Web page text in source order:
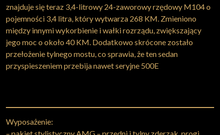
znajduje się teraz 3,4-litrowy 24-zaworowy rzędowy M104 o
pojemności 3,4 litra, który wytwarza 268 KM. Zmieniono
między innymi wykorbienie i wałki rozrządu, zwiększający
jego moc o około 40 KM. Dodatkowo skrócone zostało
przełożenie tylnego mostu, co sprawia, że ten sedan
przyspieszeniem przebija nawet seryjne 500E
Wyposażenie: